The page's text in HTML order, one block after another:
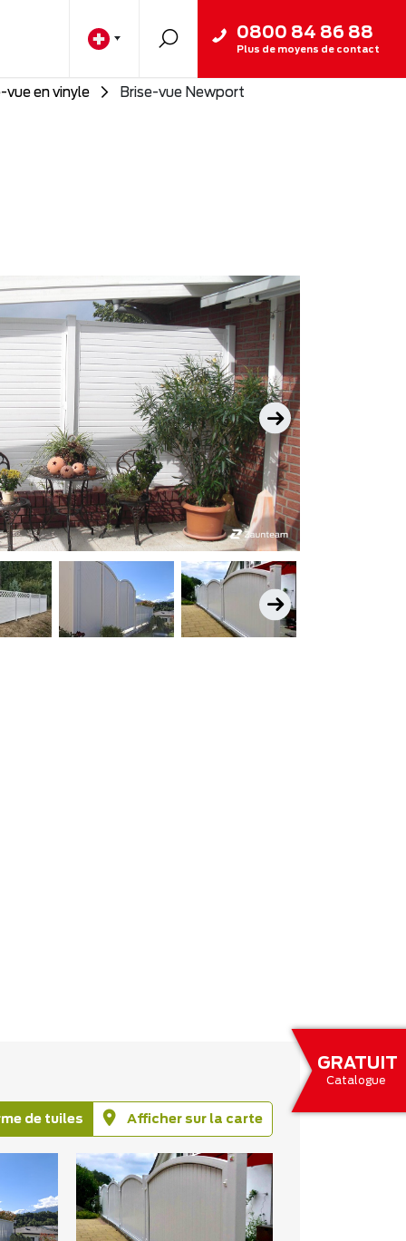
GRATUIT
Catalogue
0800 84 86 88
Plus de moyens de contact
vue en vinyle Brise-vue Newport
de tuiles Afficher sur la carte